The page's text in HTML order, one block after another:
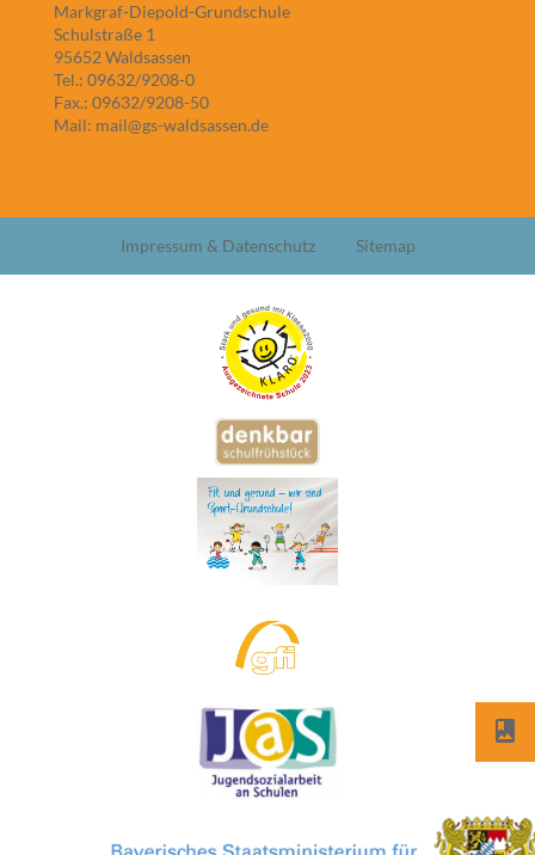
Markgraf-Diepold-Grundschule
Schulstraße 1
95652 Waldsassen
Tel.: 09632/9208-0
Fax.: 09632/9208-50
Mail: mail@gs-waldsassen.de
Impressum & Datenschutz Sitemap